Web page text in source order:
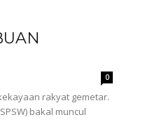
0
rakyat gemetar.
bakal muncul